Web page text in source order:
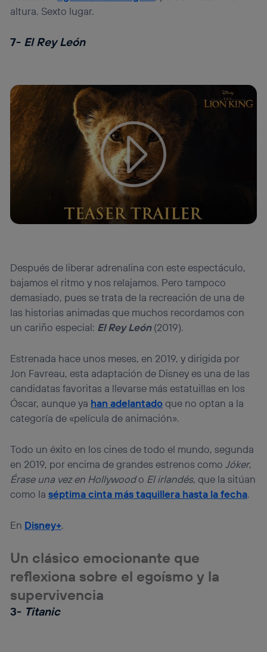
altura. Sexto lugar.
7- El Rey León
Tu configuración de cookies no permite la visualización de
este contenido
Configurar cookies
Después de liberar adrenalina con este espectáculo,
bajamos el ritmo y nos relajamos. Pero tampoco
demasiado, pues se trata de la recreación de una de
las historias animadas que muchos recordamos con
un cariño especial: El Rey León(2019).
Estrenada hace unos meses, en 2019, y dirigida por
Jon Favreau, esta adaptación de Disney es una de las
candidatas favoritas a llevarse más estatuillas en los
Óscar, aunque ya han adelantadoque no optan a la
categoría de «película de animación».
Todo un éxito en los cines de todo el mundo, segunda
en 2019, por encima de grandes estrenos como Jóker,
Érase una vez en Hollywoodo El irlandés, que la sitúan
como laséptima cinta más taquillera hasta la fecha.
En Disney+.
Un clásico emocionante que
reflexiona sobre el egoísmo y la
supervivencia
3- Titanic